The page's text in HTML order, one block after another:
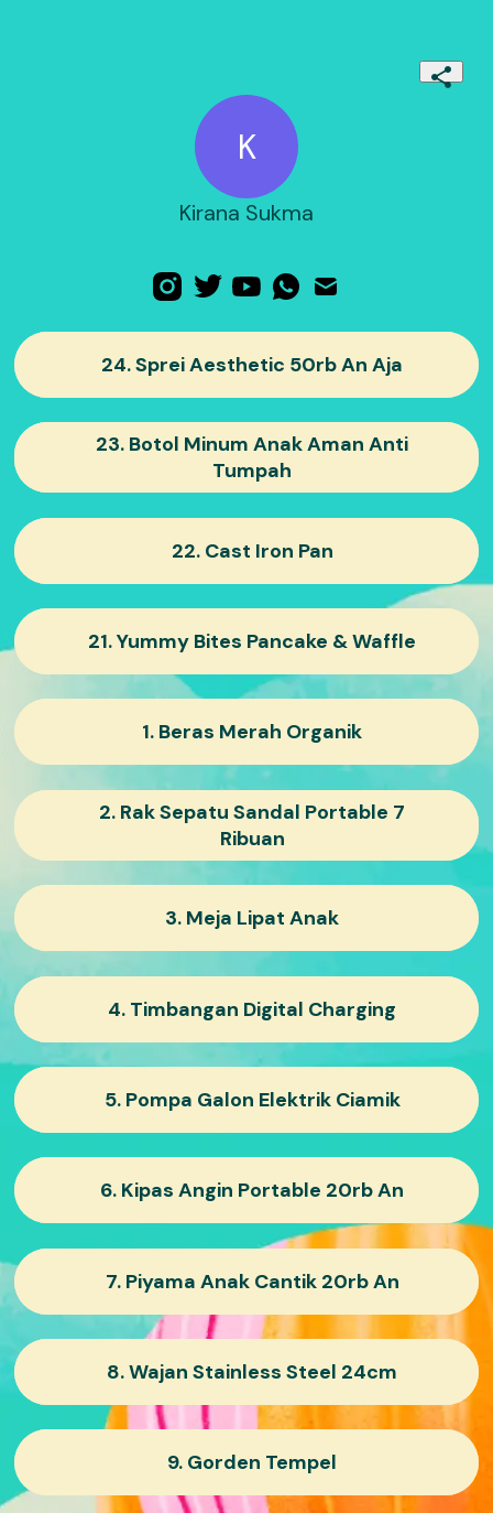
K
Kirana Sukma
24. Sprei Aesthetic 50rb An Aja
23. Botol Minum Anak Aman Anti
Tumpah
22. Cast Iron Pan
21. Yummy Bites Pancake & Waffle
1. Beras Merah Organik
2. Rak Sepatu Sandal Portable 7
Ribuan
3. Meja Lipat Anak
4. Timbangan Digital Charging
5. Pompa Galon Elektrik Ciamik
6. Kipas Angin Portable 20rb An
7. Piyama Anak Cantik 20rb An
8. Wajan Stainless Steel 24cm
9. Gorden Tempel